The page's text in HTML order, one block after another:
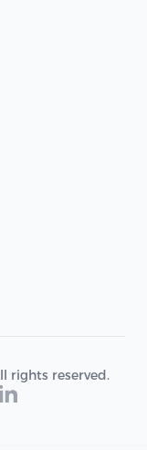
rights reserved.